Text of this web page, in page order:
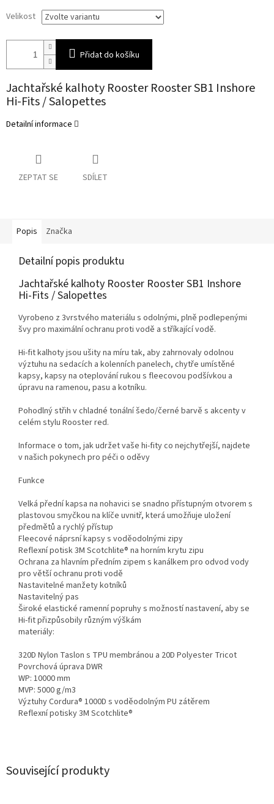
Velikost
Přidat do košíku
Jachtařské kalhoty Rooster Rooster SB1 Inshore
Hi-Fits / Salopettes
Detailní informace
ZEPTAT SE SDÍLET
Související produkty
Popis Značka
Detailní popis produktu
Jachtařské kalhoty Rooster Rooster SB1 Inshore
Hi-Fits / Salopettes
Vyrobeno z 3vrstvého materiálu s odolnými, plně podlepenými
švy pro maximální ochranu proti vodě a stříkající vodě.
Hi-fit kalhoty jsou ušity na míru tak, aby zahrnovaly odolnou
výztuhu na sedacích a kolenních panelech, chytře umístěné
kapsy, kapsy na oteplování rukou s fleecovou podšívkou a
úpravu na ramenou, pasu a kotníku.
Pohodlný střih v chladné tonální šedo/černé barvě s akcenty v
celém stylu Rooster red.
Informace o tom, jak udržet vaše hi-fity co nejchytřejší, najdete
v našich pokynech pro péči o oděvy
Funkce
Velká přední kapsa na nohavici se snadno přístupným otvorem s
plastovou smyčkou na klíče uvnitř, která umožňuje uložení
předmětů a rychlý přístup
Fleecové náprsní kapsy s voděodolnými zipy
Reflexní potisk 3M Scotchlite® na horním krytu zipu
Ochrana za hlavním předním zipem s kanálkem pro odvod vody
pro větší ochranu proti vodě
Nastavitelné manžety kotníků
Nastavitelný pas
Široké elastické ramenní popruhy s možností nastavení, aby se
Hi-fit přizpůsobily různým výškám
materiály:
320D Nylon Taslon s TPU membránou a 20D Polyester Tricot
Povrchová úprava DWR
WP: 10000 mm
MVP: 5000 g/m3
Výztuhy Cordura® 1000D s voděodolným PU zátěrem
Reflexní potisky 3M Scotchlite®